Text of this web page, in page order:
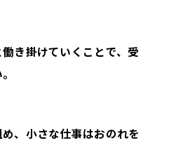
き掛けていくことで、受
、小さな仕事はおのれを